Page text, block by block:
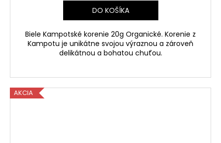
DO KOŠÍKA
Biele Kampotské korenie 20g Organické. Korenie z
Kampotu je unikátne svojou výraznou a zároveň
delikátnou a bohatou chuťou.
AKCIA